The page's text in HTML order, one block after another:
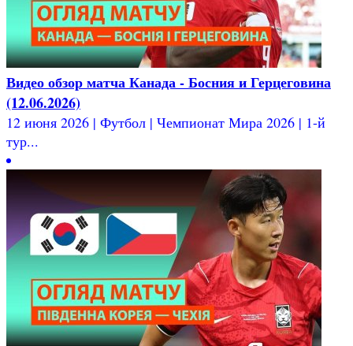
Видео обзор матча Канада - Босния и Герцеговина
(12.06.2026)
12 июня 2026 | Футбол | Чемпионат Мира 2026 | 1-й
тур...